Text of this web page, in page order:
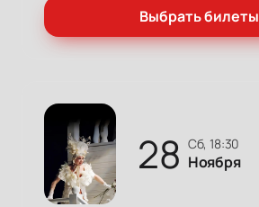
Выбрать билеты
28 сб, 18:30
Ноября